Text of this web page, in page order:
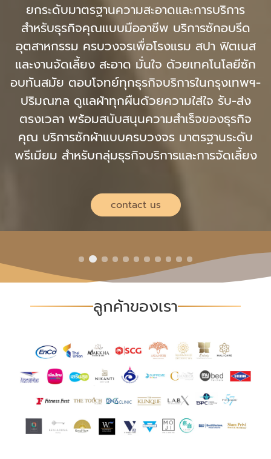
ยกระดับมาตรฐานความสะอาดและการบริการ
สำหรับธุรกิจคุณแบบมืออาชีพ บริการซักอบรีด
อุตสาหกรรม ครบวงจรเพื่อโรงแรม สปา ฟิตเนส
และงานจัดเลี้ยง สะอาด มั่นใจ ด้วยเทคโนโลยีซัก
อบทันสมัย ตอบโจทย์ทุกธุรกิจบริการในกรุงเทพฯ-
ปริมณฑล ดูแลผ้าทุกผืนด้วยความใส่ใจ รับ-ส่ง
ตรงเวลา พร้อมสนับสนุนความสำเร็จของธุรกิจ
คุณ บริการซักผ้าแบบครบวงจร มาตรฐานระดับ
พรีเมียม สำหรับกลุ่มธุรกิจบริการและการจัดเลี้ยง
contact us
โรงงาน
กรุงเทพ
ลูกค้าของเรา